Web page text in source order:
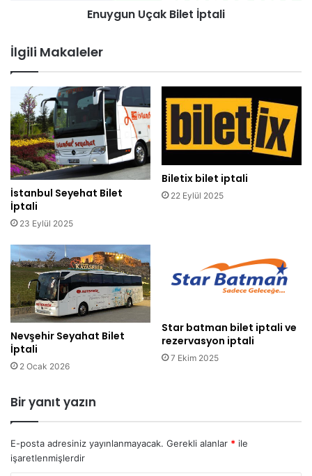
Enuygun Uçak Bilet İptali
İlgili Makaleler
İstanbul Seyehat Bilet
İptali
23 Eylül 2025
Biletix bilet iptali
22 Eylül 2025
Nevşehir Seyahat Bilet
İptali
2 Ocak 2026
Star batman bilet iptali ve
rezervasyon iptali
7 Ekim 2025
Bir yanıt yazın
E-posta adresiniz yayınlanmayacak. Gerekli alanlar * ile
işaretlenmişlerdir